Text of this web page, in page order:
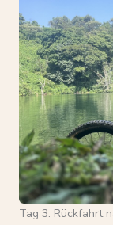
Tag 3: Rückfahrt